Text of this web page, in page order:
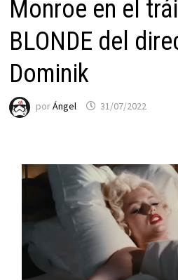
Monroe en el
BLONDE del
Dominik
porÁngel 31/07/2022